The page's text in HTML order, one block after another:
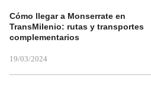
Cómo llegar a Monserrate en
TransMilenio: rutas y transportes
complementarios
19/03/2024